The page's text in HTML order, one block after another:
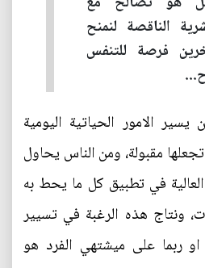
الناقصة لنمنح
فرصة للتنفس
الامور الحياتية اليومية
مقبولة، ومن الناس يحاول
في تطبيق كل ما يحط به
ونتاج هذه الرغبة في تسيير
ربما على ميشتهي الفرد هو